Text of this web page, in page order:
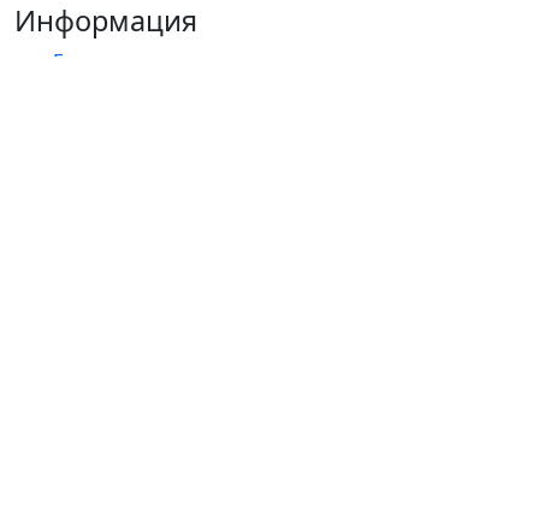
Информация
Главная